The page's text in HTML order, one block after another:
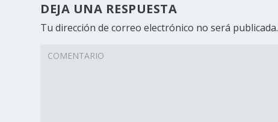
DEJA UNA RESPUESTA
Tu dirección de correo electrónico no será publicada.